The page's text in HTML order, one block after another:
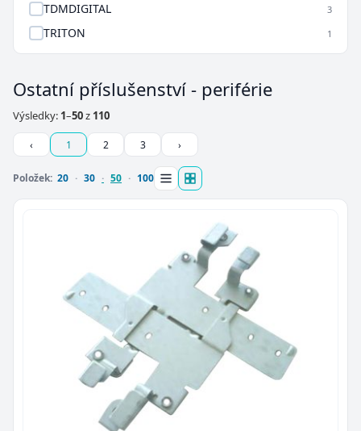
TDMDIGITAL 3
TRITON 1
Ostatní příslušenství - periférie
Výsledky: 1–50z 110
‹ 1 2 3 ›
Položek: 20 30 50 100